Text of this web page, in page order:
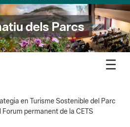
en Turisme Sostenible del Parc
presentar la